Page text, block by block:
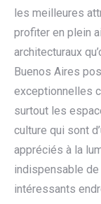
les meilleures
profiter en plein
architecturaux
Buenos Aires
exceptionnelles
surtout les
culture qui sont
appréciés à la
indispensable
intéressants